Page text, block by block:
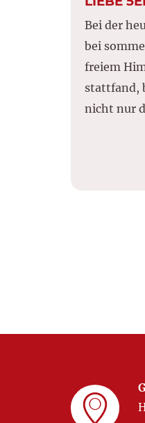
Bei der
bei
freiem
stattfand,
nicht nur